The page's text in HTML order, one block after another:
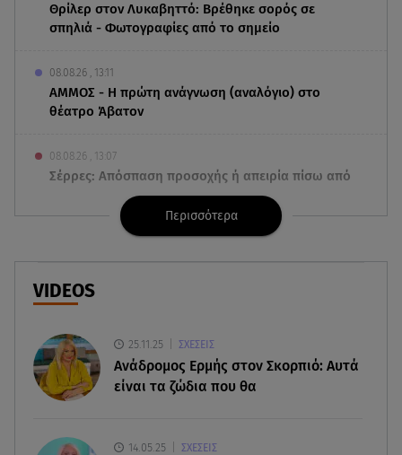
Θρίλερ στον Λυκαβηττό: Βρέθηκε σορός σε
σπηλιά - Φωτογραφίες από το σημείο
08.08.26 , 13:11
ΑΜΜΟΣ - Η πρώτη ανάγνωση (αναλόγιο) στο
θέατρο Άβατον
08.08.26 , 13:07
Σέρρες: Απόσπαση προσοχής ή απειρία πίσω από
το φονικό τροχαίο
MG Motor Greece: «Απογειώνεται» στο Athens
Κρήτη: Η Αστυνομία διαψεύδει την απόπειρα
ασέλγειας σε ανήλικη
σνόμπαραν πάρα πολύ»
Περισσότερα
VIDEOS
25.11.25 ΣΧΕΣΕΙΣ
Ανάδρομος Ερμής στον Σκορπιό: Αυτά
είναι τα ζώδια που θα
14.05.25 ΣΧΕΣΕΙΣ